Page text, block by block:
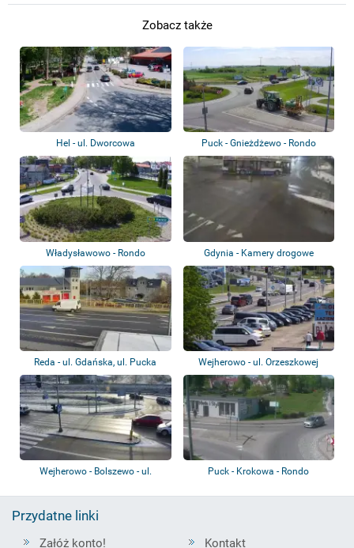
Zobacz także
Hel - ul. Dworcowa Puck - Gnieżdżewo - Rondo
Władysławowo - Rondo Gdynia - Kamery drogowe
Reda - ul. Gdańska, ul. Pucka Wejherowo - ul. Orzeszkowej
Wejherowo - Bolszewo - ul.
Puck - Krokowa - Rondo
Przydatne linki
Załóż konto! Kontakt